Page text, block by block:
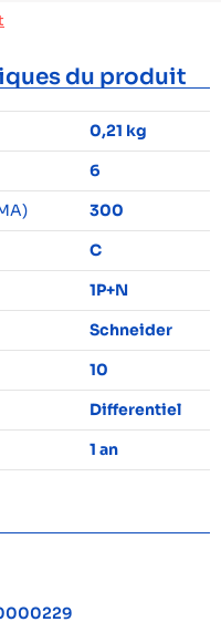
du produit
0,21 kg
6
300
C
1P+N
Schneider
10
Differentiel
1 an